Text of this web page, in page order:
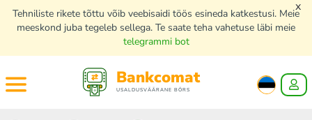
Tehniliste rikete tõttu võib veebisaidi töös esineda katkestusi. Meie
meeskond juba tegeleb sellega. Te saate teha vahetuse läbi meie
telegrammi bot
x
Bankcomat
USALDUSVÄÄRANE BÖRS